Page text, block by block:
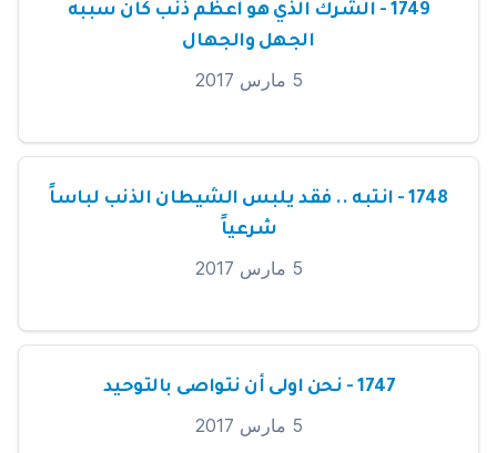
1749 - الشرك الذي هو أعظم ذنب كان سببه
الجهل والجهال
5 مارس 2017
1748 - انتبه .. فقد يلبس الشيطان الذنب لباساً
شرعياً
5 مارس 2017
1747 - نحن اولى أن نتواصى بالتوحيد
5 مارس 2017